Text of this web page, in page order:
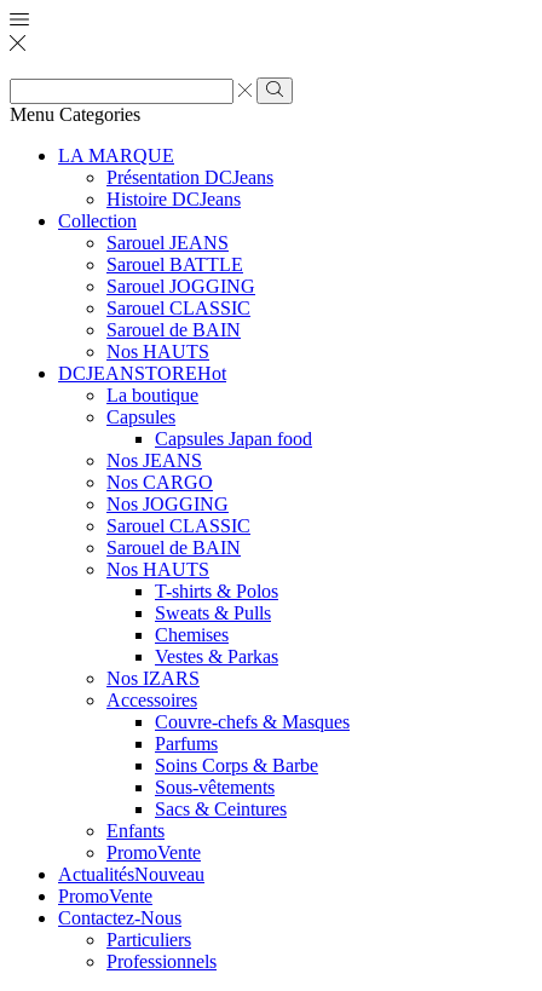
Zone
de
Rechercher
Menu Categories
LA MARQUE
Présentation DCJeans
Histoire DCJeans
Collection
Sarouel JEANS
Sarouel BATTLE
Sarouel JOGGING
Sarouel CLASSIC
Sarouel de BAIN
Nos HAUTS
DCJEANSTOREHot
La boutique
Capsules
Capsules Japan food
Nos JEANS
Nos CARGO
Nos JOGGING
Sarouel CLASSIC
Sarouel de BAIN
Nos HAUTS
T-shirts & Polos
Sweats & Pulls
Chemises
Vestes & Parkas
Nos IZARS
Accessoires
Couvre-chefs & Masques
Parfums
Soins Corps & Barbe
Sous-vêtements
Sacs & Ceintures
Enfants
PromoVente
ActualitésNouveau
PromoVente
Contactez-Nous
Particuliers
Professionnels